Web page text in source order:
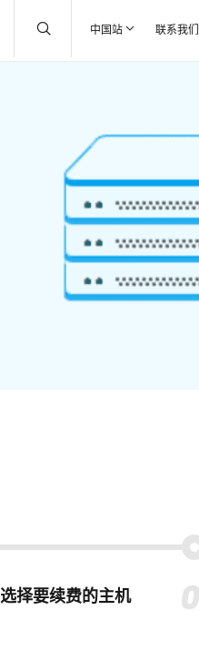
中国站 联系我们
选择要续费的主机